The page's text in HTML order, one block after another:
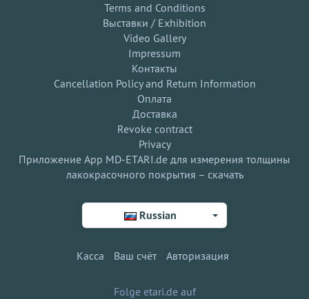
Terms and Conditions
Выставки / Exhibition
Video Gallery
Impressum
Контакты
Cancellation Policy and Return Information
Оплата
Доставка
Revoke contract
Privacy
Приложение App MD-ETARI.de для измерения толщины
лакокрасочного покрытия – скачать
Russian
Касса Ваш счёт Авторизация
Folge etari.de auf